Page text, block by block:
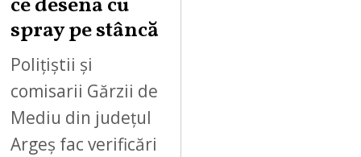
spray pe stâncă
Polițiștii și
comisarii Gărzii de
Mediu din județul
Argeș fac verificări